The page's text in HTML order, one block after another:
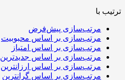
ترتیب با
مرتب‌سازی پیش‌فرض
مرتب‌سازی بر اساس محبوبیت
مرتب‌سازی بر اساس امتیاز
مرتب‌سازی بر اساس جدیدترین
مرتب‌سازی بر اساس ارزانترین
مرتب‌سازی بر اساس گرانترین